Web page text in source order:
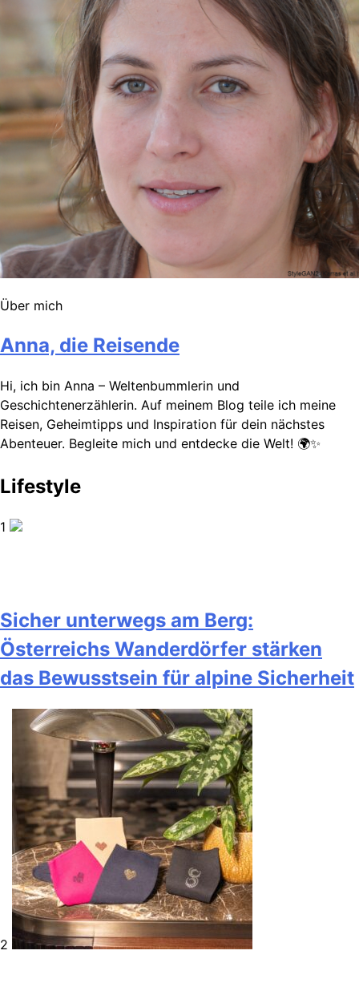
Über mich
Anna, die Reisende
Hi, ich bin Anna – Weltenbummlerin und
Geschichtenerzählerin. Auf meinem Blog teile ich meine
Reisen, Geheimtipps und Inspiration für dein nächstes
Abenteuer. Begleite mich und entdecke die Welt! 🌍✨
Lifestyle
1
Sicher unterwegs am Berg:
Österreichs Wanderdörfer stärken
das Bewusstsein für alpine Sicherheit
2